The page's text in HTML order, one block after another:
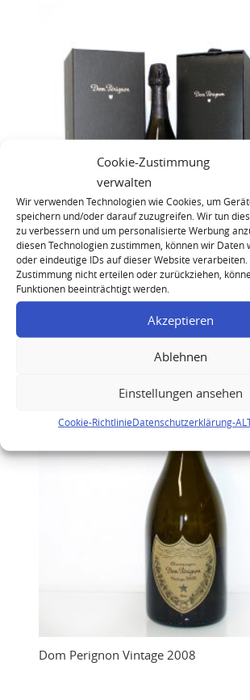
Cookie-Zustimmung
verwalten
Wir verwenden Technologien wie Cookies, um
speichern und/oder darauf zuzugreifen. Wir tun
zu verbessern und um personalisierte Werbung
diesen Technologien zustimmen, können wir Daten
oder eindeutige IDs auf dieser Website verarbeiten.
Zustimmung nicht erteilen oder zurückziehen,
Funktionen beeinträchtigt werden.
Akzeptieren
Ablehnen
Einstellungen ansehen
Cookie-RichtlinieDatenschutzerklärung-
Dom Perignon Vintage 2008
Dom Perignon Vintage 2008